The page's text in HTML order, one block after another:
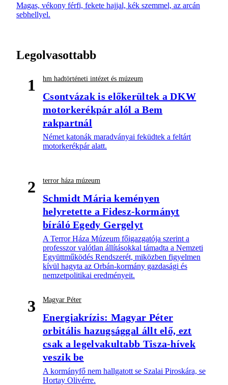
Magas, vékony férfi, fekete hajjal, kék szemmel, az arcán
sebhellyel.
Legolvasottabb
1 hm hadtörténeti intézet és múzeum
Csontvázak is előkerültek a DKW
motorkerékpár alól a Bem
rakpartnál
Német katonák maradványai feküdtek a feltárt
motorkerékpár alatt.
2 terror háza múzeum
Schmidt Mária keményen
helyretette a Fidesz-kormányt
bíráló Egedy Gergelyt
A Terror Háza Múzeum főigazgatója szerint a
professzor valótlan állításokkal támadta a Nemzeti
Együttműködés Rendszerét, miközben figyelmen
kívül hagyta az Orbán-kormány gazdasági és
nemzetpolitikai eredményeit.
3 Magyar Péter
Energiakrízis: Magyar Péter
orbitális hazugsággal állt elő, ezt
csak a legelvakultabb Tisza-hívek
veszik be
A kormányfő nem hallgatott se Szalai Piroskára, se
Hortay Olivérre.